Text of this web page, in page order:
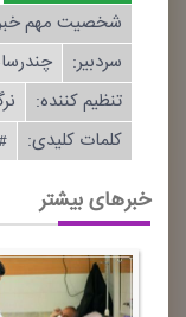
شخصیت مهم
سردبیر:
تنظیم كننده:
کلمات کلیدی:
خبرهای بیشتر